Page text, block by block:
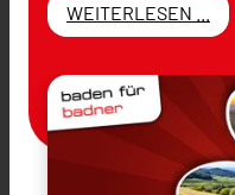
WEITERLESEN ...